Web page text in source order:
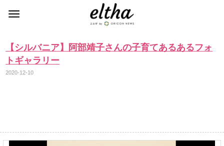
【シルバニア】阿部靖子さんの子育てあるあるフォ
トギャラリー
2020-12-10